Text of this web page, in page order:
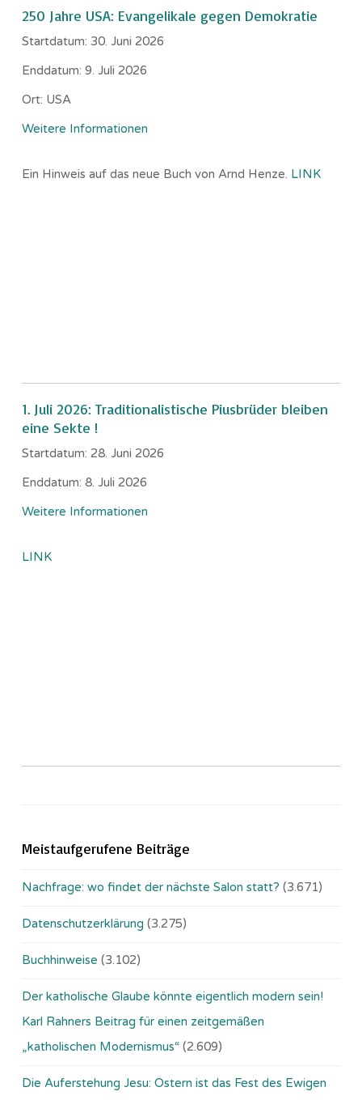
250 Jahre USA: Evangelikale gegen Demokratie
Startdatum: 30. Juni 2026
Enddatum: 9. Juli 2026
Ort: USA
Weitere Informationen
Ein Hinweis auf das neue Buch von Arnd Henze. LINK
1. Juli 2026: Traditionalistische Piusbrüder bleiben
eine Sekte !
Startdatum: 28. Juni 2026
Enddatum: 8. Juli 2026
Weitere Informationen
LINK
Meistaufgerufene Beiträge
Nachfrage: wo findet der nächste Salon statt? (3.671)
Datenschutzerklärung (3.275)
Buchhinweise (3.102)
Der katholische Glaube könnte eigentlich modern sein!
Karl Rahners Beitrag für einen zeitgemäßen
„katholischen Modernismus“ (2.609)
Die Auferstehung Jesu: Ostern ist das Fest des Ewigen